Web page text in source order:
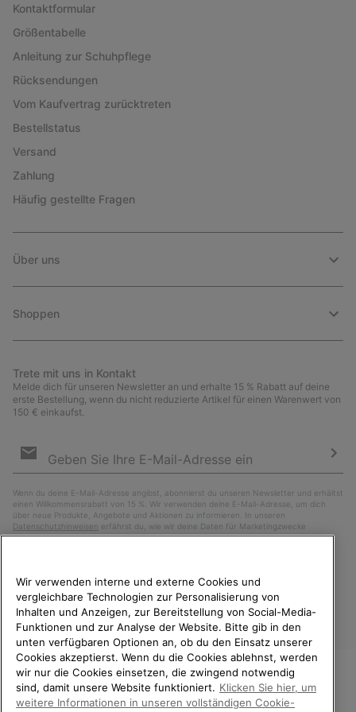
Kontaktformular
Größentabelle
Anleitung zur Schuhpflege
Rücksendungen
Vom Kaufvertrag zurücktreten
Bestellstatus
Versand
Zahlung
Häufig gestellte Fragen
Über uns
Shoppen
Trete mit uns in Kontakt
Melde dich für unseren Newsletter an und erhalte 15 % Rabatt auf deine
erste Bestellung, wenn du nicht reduzierte Artikel für einen Warenwert von
150 € einkaufst.
Anmeldung
Wenn du deine E-Mail-Adresse angibst, abonnierst du unseren Newsletter und erhältst
einen Willkommensrabatt von 15 %. Wir verwenden deine E-Mail-Adresse, um dich
über neue Produkte, Angebote und Aktionen zu informieren. In unseren
Datenschutzhinweisen erfährst du, wie wir deine Daten für Marketingzwecke
verarbeiten und wie du deine Zustimmung widerrufen kannst.
Österreich
WILLKOMMEN BEI SOREL.
Wir verwenden interne und externe Cookies und
vergleichbare Technologien zur Personalisierung von
Inhalten und Anzeigen, zur Bereitstellung von Social-Media-
Funktionen und zur Analyse der Website. Bitte gib in den
unten verfügbaren Optionen an, ob du den Einsatz unserer
Cookies akzeptierst. Wenn du die Cookies ablehnst, werden
wir nur die Cookies einsetzen, die zwingend notwendig
sind, damit unsere Website funktioniert. Klicken Sie hier, um
weitere Informationen in unseren vollständigen Cookie-